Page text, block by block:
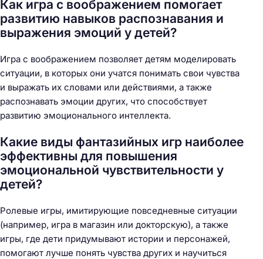
Как игра с воображением помогает
развитию навыков распознавания и
выражения эмоций у детей?
Игра с воображением позволяет детям моделировать
ситуации, в которых они учатся понимать свои чувства
и выражать их словами или действиями, а также
распознавать эмоции других, что способствует
развитию эмоционального интеллекта.
Какие виды фантазийных игр наиболее
эффективны для повышения
эмоциональной чувствительности у
детей?
Ролевые игры, имитирующие повседневные ситуации
(например, игра в магазин или докторскую), а также
игры, где дети придумывают истории и персонажей,
помогают лучше понять чувства других и научиться